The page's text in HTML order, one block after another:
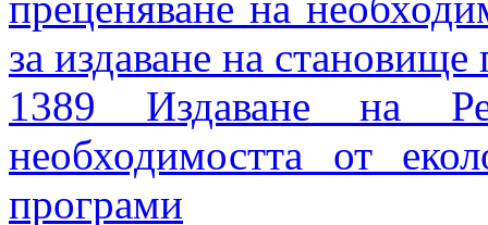
за издаване на
1389 Издаване на
необходимостта от
програми